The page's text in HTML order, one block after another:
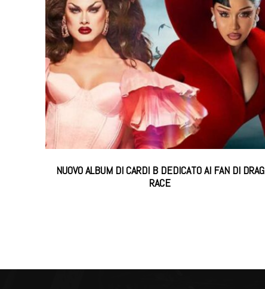
NUOVO ALBUM DI CARDI B DEDICATO AI FAN DI DRAG
RACE